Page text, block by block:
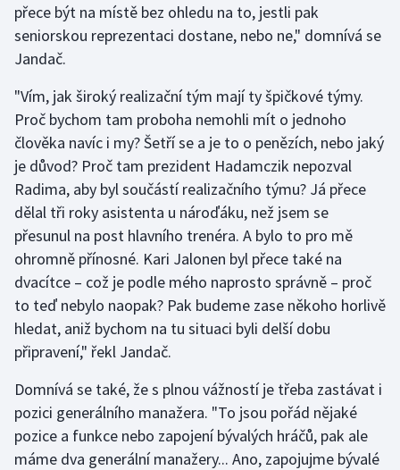
přece být na místě bez ohledu na to, jestli pak
seniorskou reprezentaci dostane, nebo ne," domnívá se
Jandač.
"Vím, jak široký realizační tým mají ty špičkové týmy.
Proč bychom tam proboha nemohli mít o jednoho
člověka navíc i my? Šetří se a je to o penězích, nebo jaký
je důvod? Proč tam prezident Hadamczik nepozval
Radima, aby byl součástí realizačního týmu? Já přece
dělal tři roky asistenta u nároďáku, než jsem se
přesunul na post hlavního trenéra. A bylo to pro mě
ohromně přínosné. Kari Jalonen byl přece také na
dvacítce – což je podle mého naprosto správně – proč
to teď nebylo naopak? Pak budeme zase někoho horlivě
hledat, aniž bychom na tu situaci byli delší dobu
připravení," řekl Jandač.
Domnívá se také, že s plnou vážností je třeba zastávat i
pozici generálního manažera. "To jsou pořád nějaké
pozice a funkce nebo zapojení bývalých hráčů, pak ale
máme dva generální manažery... Ano, zapojujme bývalé